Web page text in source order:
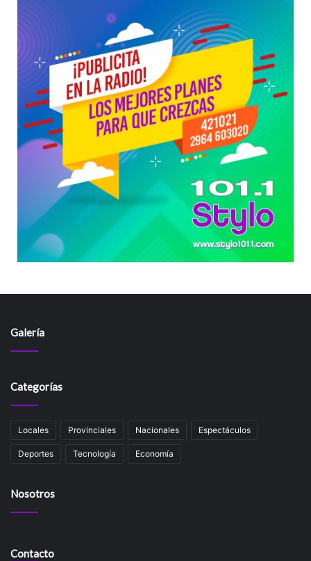
Galería
Categorías
Locales Provinciales Nacionales Espectáculos
Deportes Tecnología Economía
Nosotros
Contacto